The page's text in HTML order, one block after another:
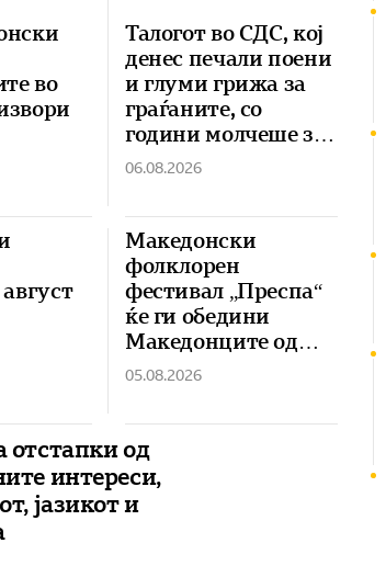
во
Талогот во СДС, кој
денес печали поени
и глуми грижа за
граѓаните, со
години молчеше за
небезбедната вода
06.08.2026
Македонски
фолклорен
фестивал „Преспа“
ќе ги обедини
Македонците од
целиот свет во
05.08.2026
од
интереси,
јазикот и